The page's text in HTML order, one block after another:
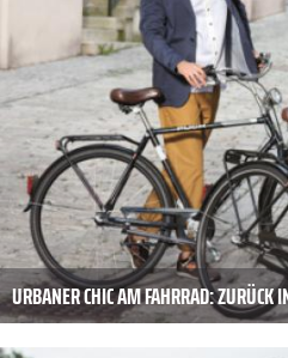
URBANER CHIC AM FAHRRAD: ZURÜCK